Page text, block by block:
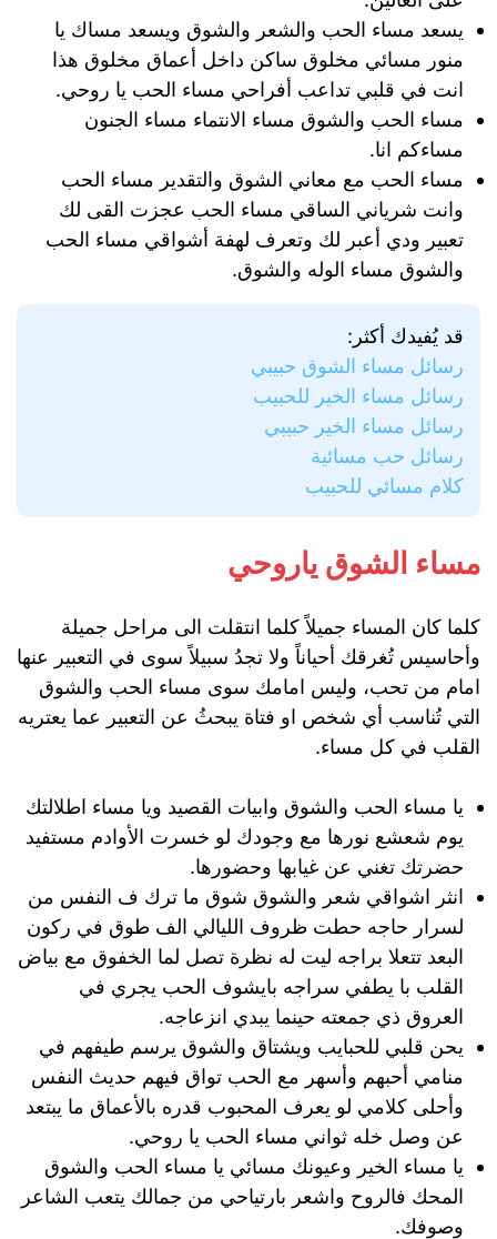
يسعد مساء الحب والشعر والشوق ويسعد مساك يا
منور مسائي مخلوق ساكن داخل أعماق مخلوق هذا
انت في قلبي تداعب أفراحي مساء الحب يا روحي.
مساء الحب والشوق مساء الانتماء مساء الجنون
مساءكم انا.
مساء الحب مع معاني الشوق والتقدير مساء الحب
وانت شرياني الساقي مساء الحب عجزت القى لك
تعبير ودي أعبر لك وتعرف لهفة أشواقي مساء الحب
والشوق مساء الوله والشوق.
قد يُفيدك أكثر:
رسائل مساء الشوق حبيبي
رسائل مساء الخير للحبيب
رسائل مساء الخير حبيبي
رسائل حب مسائية
كلام مسائي للحبيب
مساء الشوق ياروحي
كلما كان المساء جميلاً كلما انتقلت الى مراحل جميلة
وأحاسيس تُغرقك أحياناً ولا تجدُ سبيلاً سوى في التعبير عنها
امام من تحب، وليس امامك سوى مساء الحب والشوق
التي تُناسب أي شخص او فتاة يبحثُ عن التعبير عما يعتريه
القلب في كل مساء.
يا مساء الحب والشوق وابيات القصيد ويا مساء اطلالتك
يوم شعشع نورها مع وجودك لو خسرت الأوادم مستفيد
حضرتك تغني عن غيابها وحضورها.
انثر اشواقي شعر والشوق شوق ما ترك ف النفس من
لسرار حاجه حطت ظروف الليالي الف طوق في ركون
البعد تتعلا براجه ليت له نظرة تصل لما الخفوق مع بياض
القلب با يطفي سراجه بايشوف الحب يجري في
العروق ذي جمعته حينما يبدي انزعاجه.
يحن قلبي للحبايب ويشتاق والشوق يرسم طيفهم في
منامي أحبهم وأسهر مع الحب تواق فيهم حديث النفس
وأحلى كلامي لو يعرف المحبوب قدره بالأعماق ما يبتعد
عن وصل خله ثواني مساء الحب يا روحي.
يا مساء الخير وعيونك مسائي يا مساء الحب والشوق
المحك فالروح واشعر بارتياحي من جمالك يتعب الشاعر
وصوفك.